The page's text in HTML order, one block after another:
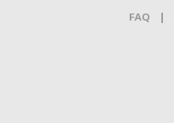
FAQ |